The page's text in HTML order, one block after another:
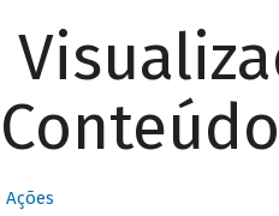
Ações